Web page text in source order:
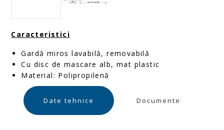
Caracteristici
Gardă miros lavabilă, removabilă
Cu disc de mascare alb, mat plastic
Material: Polipropilenă
Date tehnice Documente